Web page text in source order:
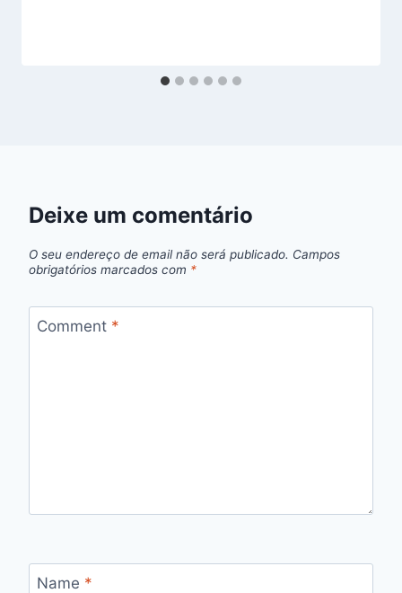
Deixe um comentário
O seu endereço de email não será publicado. Campos
obrigatórios marcados com *
Comment *
Name *